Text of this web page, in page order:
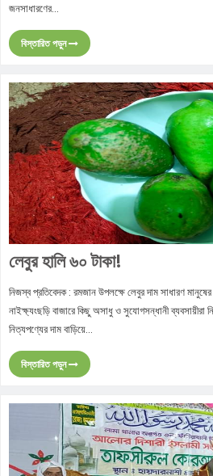
জনসাধারণের...
বিস্তারিত পড়ুন
লেবুর হালি ৬০ টাকা!
নিজস্ব প্রতিবেদক : রমজান উপলক্ষে লেবুর দাম সাধারণ মানুষের
নাইক্ষ্যংছড়ি বাজারে কিছু অসাধু ও সুযোগসন্ধানী
নিত্যপণ্যের দাম বাড়িয়ে...
বিস্তারিত পড়ুন